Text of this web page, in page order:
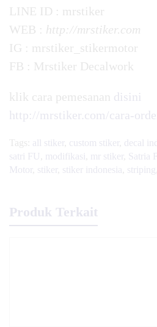
LINE ID : mrstiker
WEB : http://mrstiker.com
IG : mrstiker_stikermotor
FB : Mrstiker Decalwork
klik cara pemesanan disini
http://mrstiker.com/cara-
Tags: all stiker custom stiker decal
satri FU
modifikasi mr stiker Satria
Motor
stiker stiker indonesia striping
Produk Terkait